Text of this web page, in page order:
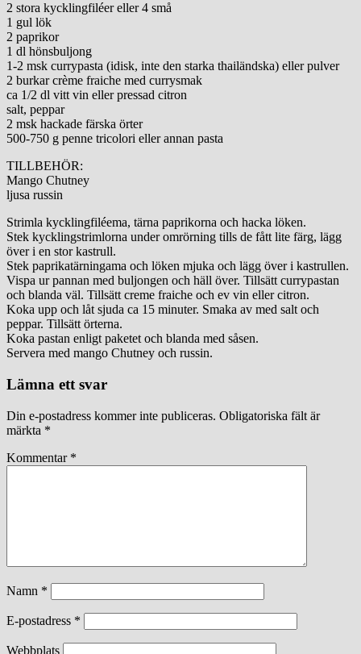
2 stora kycklingfiléer eller 4 små
1 gul lök
2 paprikor
1 dl hönsbuljong
1-2 msk currypasta (idisk, inte den starka thailändska) eller pulver
2 burkar crème fraiche med currysmak
ca 1/2 dl vitt vin eller pressad citron
salt, peppar
2 msk hackade färska örter
500-750 g penne tricolori eller annan pasta
TILLBEHÖR:
Mango Chutney
ljusa russin
Strimla kycklingfiléema, tärna paprikorna och hacka löken.
Stek kycklingstrimlorna under omrörning tills de fått lite färg, lägg
över i en stor kastrull.
Stek paprikatärningama och löken mjuka och lägg över i kastrullen.
Vispa ur pannan med buljongen och häll över. Tillsätt currypastan
och blanda väl. Tillsätt creme fraiche och ev vin eller citron.
Koka upp och låt sjuda ca 15 minuter. Smaka av med salt och
peppar. Tillsätt örterna.
Koka pastan enligt paketet och blanda med såsen.
Servera med mango Chutney och russin.
Lämna ett svar
Din e-postadress kommer inte publiceras. Obligatoriska fält är
märkta *
Kommentar *
Namn *
E-postadress *
Webbplats